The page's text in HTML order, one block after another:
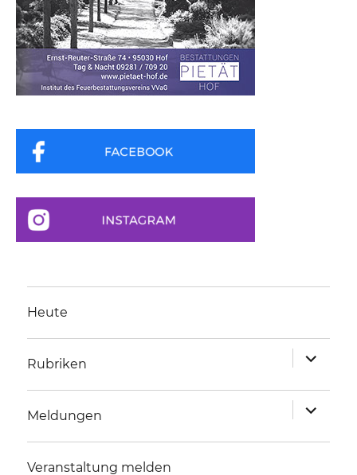
Heute
Rubriken
anzeigen
Meldungen
anzeigen
Veranstaltung melden